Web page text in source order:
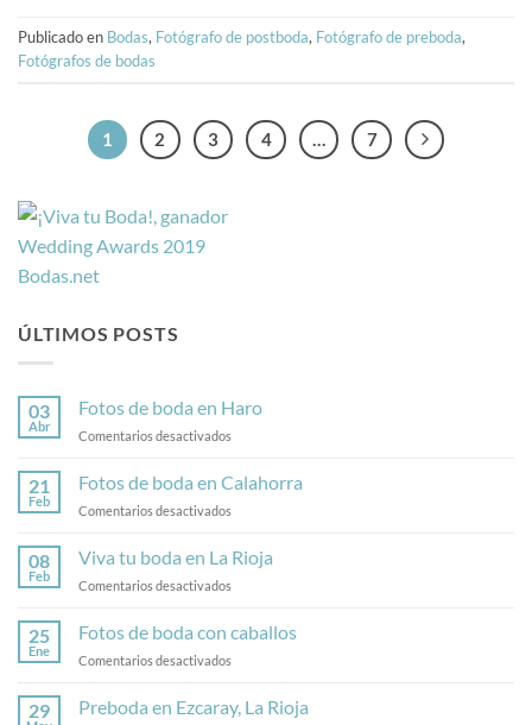
Publicado en Bodas, Fotógrafo de postboda, Fotógrafo de preboda,
Fotógrafos de bodas
1 2 3 4 7
ÚLTIMOS POSTS
03
Abr
Fotos de boda en Haro
Comentarios desactivados
de
boda
en
21
Feb
Fotos de boda en Calahorra
Comentarios desactivados
de
boda
en
08
Feb
Viva tu boda en La Rioja
Comentarios desactivados
boda
en
Rioja
25
Ene
Fotos de boda con caballos
Comentarios desactivados
boda
29 Preboda en Ezcaray, La Rioja